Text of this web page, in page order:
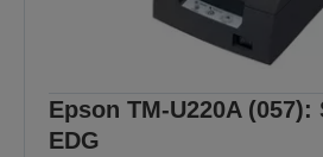
Epson TM-U220A (057):
EDG